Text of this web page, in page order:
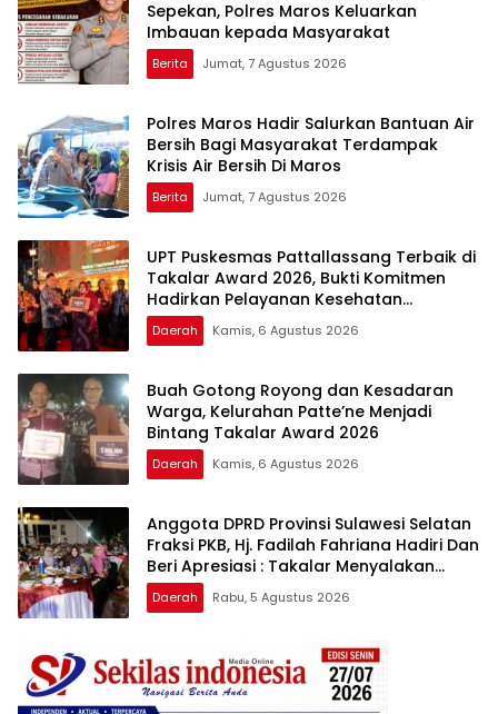
Sepekan, Polres Maros Keluarkan
Imbauan kepada Masyarakat
Berita Jumat, 7 Agustus 2026
Polres Maros Hadir Salurkan Bantuan Air
Bersih Bagi Masyarakat Terdampak
Krisis Air Bersih Di Maros
Berita Jumat, 7 Agustus 2026
UPT Puskesmas Pattallassang Terbaik di
Takalar Award 2026, Bukti Komitmen
Hadirkan Pelayanan Kesehatan
Berkualitas
Daerah Kamis, 6 Agustus 2026
Buah Gotong Royong dan Kesadaran
Warga, Kelurahan Patte’ne Menjadi
Bintang Takalar Award 2026
Daerah Kamis, 6 Agustus 2026
Anggota DPRD Provinsi Sulawesi Selatan
Fraksi PKB, Hj. Fadilah Fahriana Hadiri Dan
Beri Apresiasi : Takalar Menyalakan
Lentera Pengabdian Melalui Malam
Apresiasi dan Inovasi Award 2026
Daerah Rabu, 5 Agustus 2026